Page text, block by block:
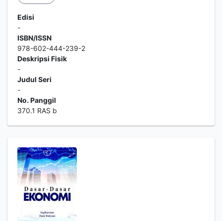
Edisi
-
ISBN/ISSN
978-602-444-239-2
Deskripsi Fisik
-
Judul Seri
-
No. Panggil
370.1 RAS b